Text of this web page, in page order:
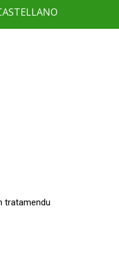
tratamendu